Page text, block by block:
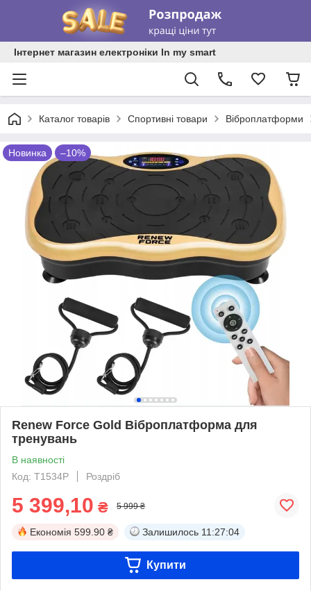
Інтернет магазин електроніки In my smart
Каталог товарів Спортивні товари Віброплатформи
Новинка –10%
Renew Force Gold Віброплатформа для
тренувань
В наявності
Код: T1534P
Роздріб
5 399,10 ₴ 5 999 ₴
Економія 599.90 ₴ Залишилось 11:27:04
Купити